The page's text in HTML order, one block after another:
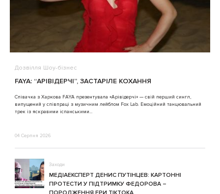
Дозвілля Шоу-бізнес
FAYA: “АРІВІДЕРЧІ”, ЗАСТАРІЛЕ КОХАННЯ
Співачка з Харкова FAYA презентувала «Арівідерчі» — свій перший сингл,
випущений у співпраці з музичним лейблом Fox Lab. Емоційний танцювальний
трек із яскравими іспанськими...
04 Серпня 2026
Заходи
МЕДІАЕКСПЕРТ ДЕНИС ПУТІНЦЕВ: КАРТОННІ
ПРОТЕСТИ У ПІДТРИМКУ ФЕДОРОВА –